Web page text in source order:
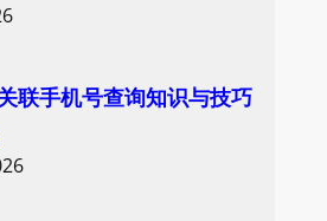
联手机号查询知识与技巧